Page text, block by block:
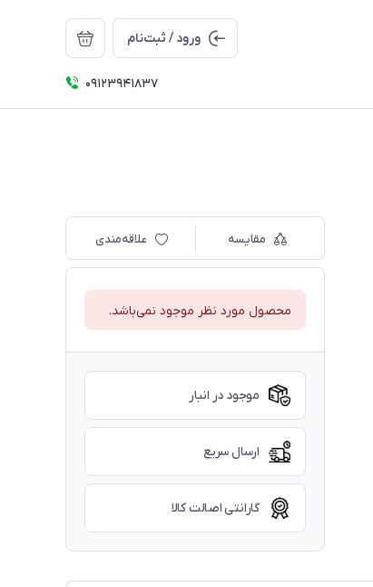
ورود / ثبت‌نام
09123941837
مقایسه علاقه‌مندی
محصول مورد نظر موجود نمی‌باشد.
موجود در انبار
ارسال سریع
گارانتی اصالت کالا